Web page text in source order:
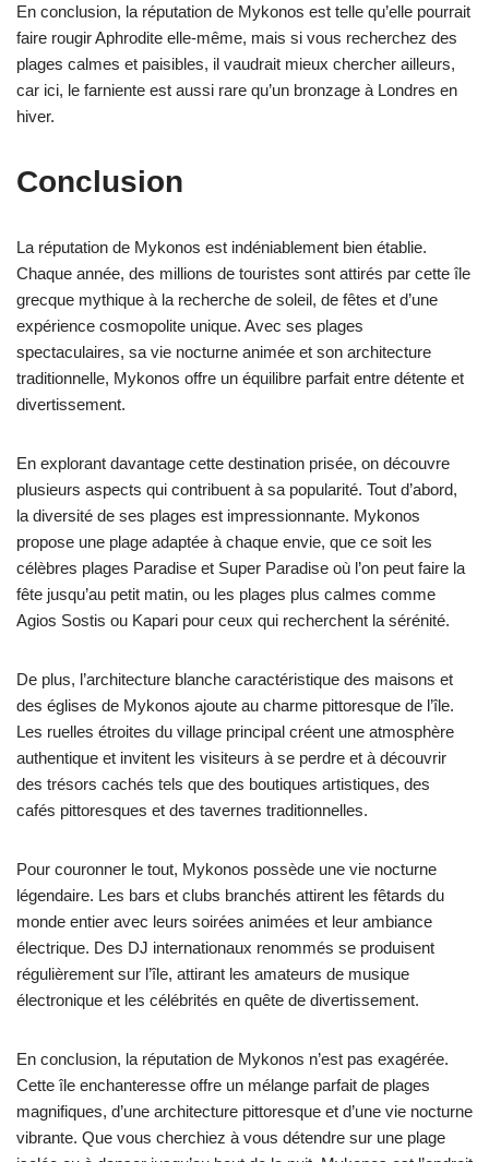
En conclusion, la réputation de Mykonos est telle qu’elle pourrait
faire rougir Aphrodite elle-même, mais si vous recherchez des
plages calmes et paisibles, il vaudrait mieux chercher ailleurs,
car ici, le farniente est aussi rare qu’un bronzage à Londres en
hiver.
Conclusion
La réputation de Mykonos est indéniablement bien établie.
Chaque année, des millions de touristes sont attirés par cette île
grecque mythique à la recherche de soleil, de fêtes et d’une
expérience cosmopolite unique. Avec ses plages
spectaculaires, sa vie nocturne animée et son architecture
traditionnelle, Mykonos offre un équilibre parfait entre détente et
divertissement.
En explorant davantage cette destination prisée, on découvre
plusieurs aspects qui contribuent à sa popularité. Tout d’abord,
la diversité de ses plages est impressionnante. Mykonos
propose une plage adaptée à chaque envie, que ce soit les
célèbres plages Paradise et Super Paradise où l’on peut faire la
fête jusqu’au petit matin, ou les plages plus calmes comme
Agios Sostis ou Kapari pour ceux qui recherchent la sérénité.
De plus, l’architecture blanche caractéristique des maisons et
des églises de Mykonos ajoute au charme pittoresque de l’île.
Les ruelles étroites du village principal créent une atmosphère
authentique et invitent les visiteurs à se perdre et à découvrir
des trésors cachés tels que des boutiques artistiques, des
cafés pittoresques et des tavernes traditionnelles.
Pour couronner le tout, Mykonos possède une vie nocturne
légendaire. Les bars et clubs branchés attirent les fêtards du
monde entier avec leurs soirées animées et leur ambiance
électrique. Des DJ internationaux renommés se produisent
régulièrement sur l’île, attirant les amateurs de musique
électronique et les célébrités en quête de divertissement.
En conclusion, la réputation de Mykonos n’est pas exagérée.
Cette île enchanteresse offre un mélange parfait de plages
magnifiques, d’une architecture pittoresque et d’une vie nocturne
vibrante. Que vous cherchiez à vous détendre sur une plage